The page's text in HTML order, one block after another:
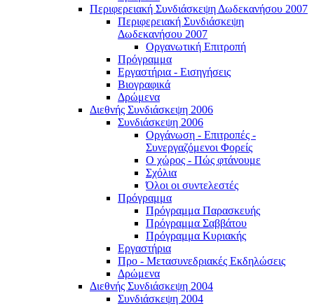
Περιφερειακή Συνδιάσκεψη Δωδεκανήσου 2007
Περιφερειακή Συνδιάσκεψη
Δωδεκανήσου 2007
Οργανωτική Επιτροπή
Πρόγραμμα
Εργαστήρια - Εισηγήσεις
Βιογραφικά
Δρώμενα
Διεθνής Συνδιάσκεψη 2006
Συνδιάσκεψη 2006
Οργάνωση - Επιτροπές -
Συνεργαζόμενοι Φορείς
Ο χώρος - Πώς φτάνουμε
Σχόλια
Όλοι οι συντελεστές
Πρόγραμμα
Πρόγραμμα Παρασκευής
Πρόγραμμα Σαββάτου
Πρόγραμμα Κυριακής
Εργαστήρια
Προ - Μετασυνεδριακές Εκδηλώσεις
Δρώμενα
Διεθνής Συνδιάσκεψη 2004
Συνδιάσκεψη 2004